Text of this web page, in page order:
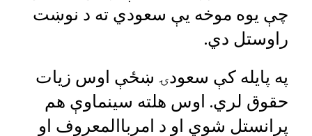
چې یوه موخه یې سعودي ته د نوښت
راوستل دي.
په پایله کې سعودۍ ښځې اوس زیات
حقوق لري. اوس هلته سینماوې هم
پرانستل شوي او د امرباالمعروف او